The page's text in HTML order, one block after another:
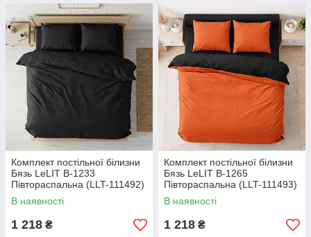
Комплект постільної білизни
Бязь LeLIT B-1233
Півтораспальна (LLT-111492)
В наявності
1 218 ₴
Комплект постільної білизни
Бязь LeLIT B-1265
Півтораспальна (LLT-111493)
В наявності
1 218 ₴